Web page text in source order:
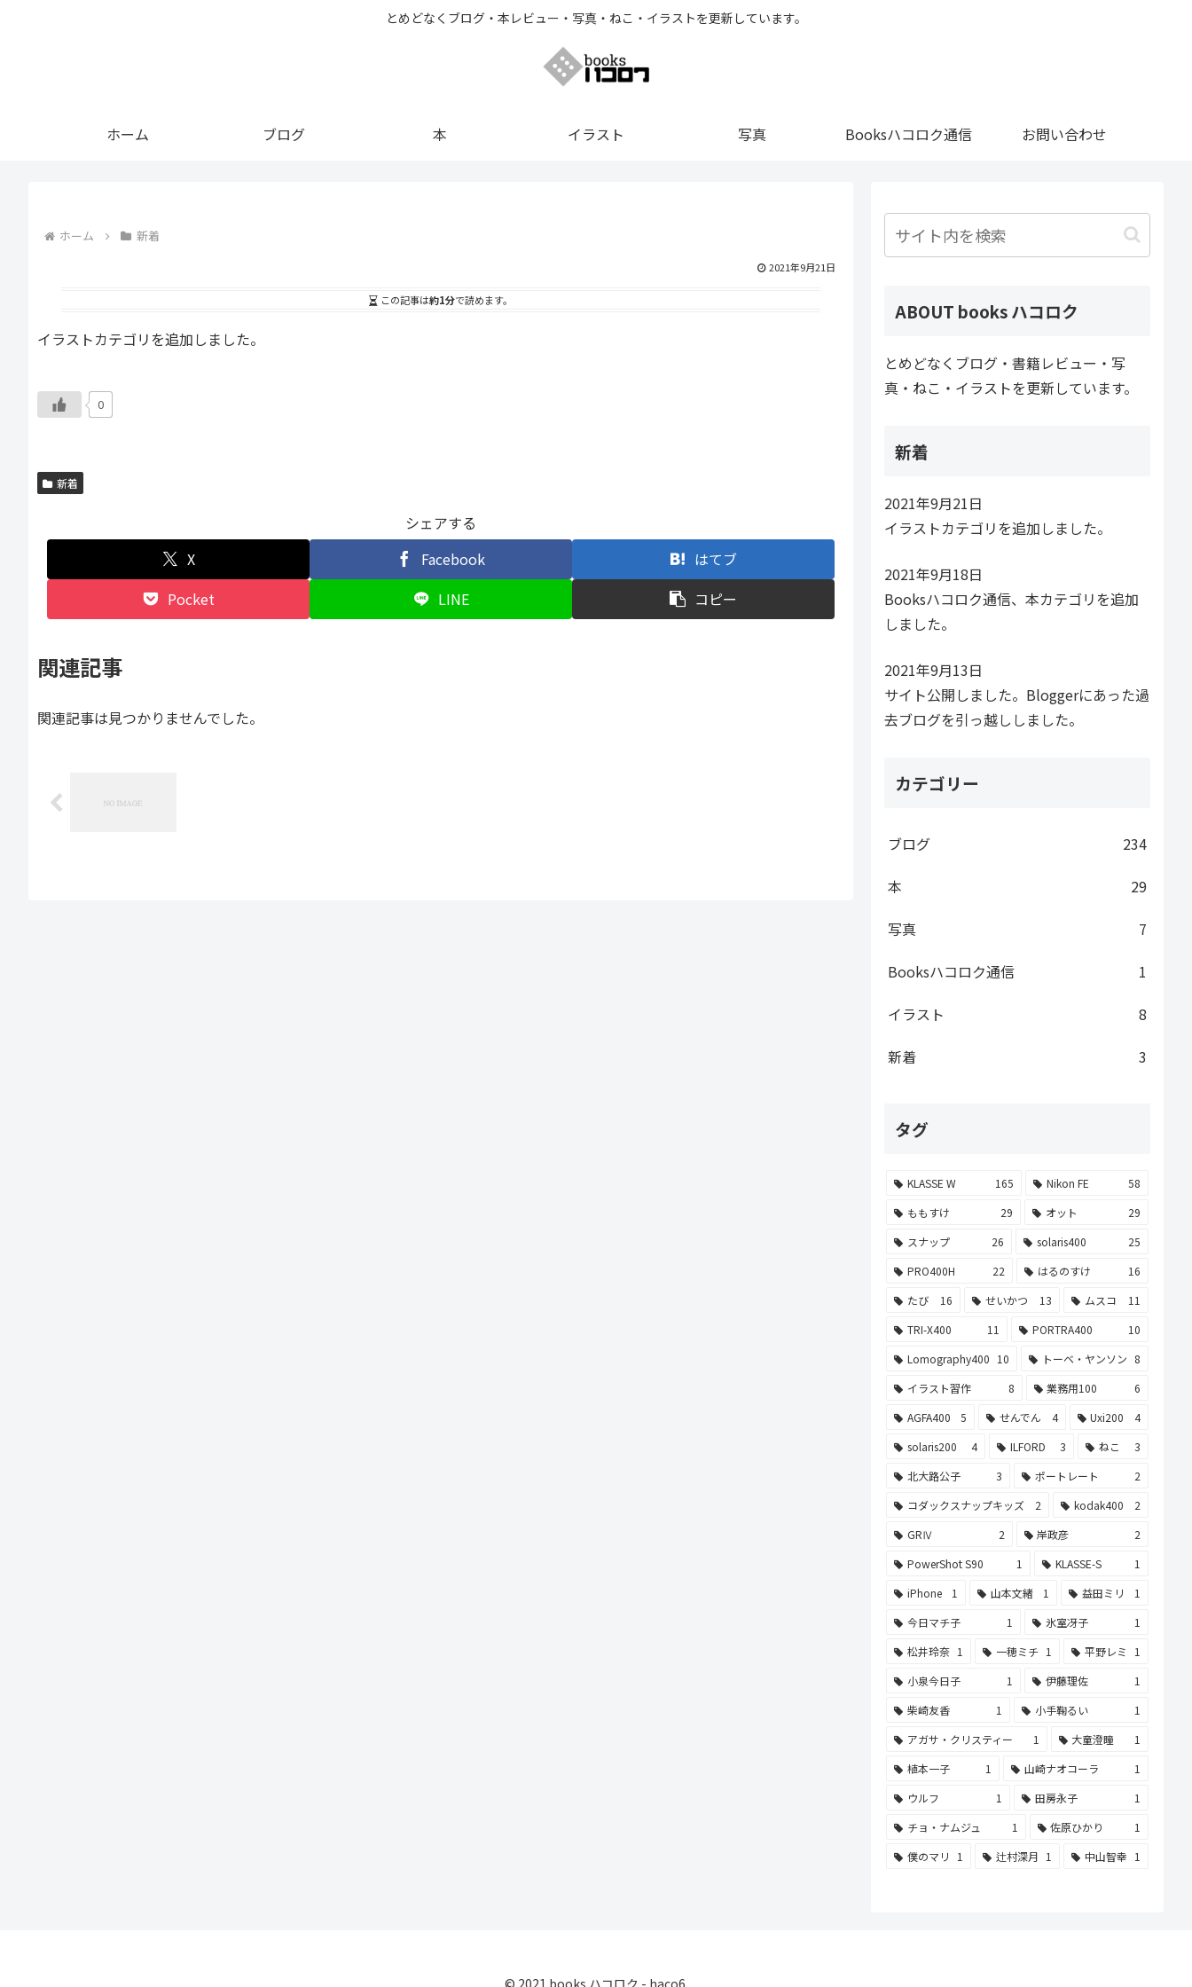
とめどなくブログ・本レビュー・写真・ねこ・イラストを更新しています。
ホーム ブログ 本 イラスト 写真 Booksハコロク通信 お問い合わせ
ホーム 新着
2021年9月21日
この記事は約1分で読めます。
イラストカテゴリを追加しました。
0
新着
シェアする
X
Facebook
はてブ
Pocket
LINE コピー
関連記事
関連記事は見つかりませんでした。
ABOUT books ハコロク
とめどなくブログ・書籍レビュー・写
真・ねこ・イラストを更新しています。
新着
2021年9月21日
イラストカテゴリを追加しました。
2021年9月18日
Booksハコロク通信、本カテゴリを追加
しました。
2021年9月13日
サイト公開しました。Bloggerにあった過
去ブログを引っ越ししました。
カテゴリー
ブログ
234
本
29
写真
7
Booksハコロク通信
1
イラスト
8
新着
3
タグ
KLASSE W 165 Nikon FE
58
ももすけ
29 オット
29
スナップ
26 solaris400
25
PRO400H
22 はるのすけ
16
たび
16 せいかつ 13 ムスコ
11
TRI-X400
11 PORTRA400
10
Lomography400 10 トーベ・ヤンソン 8
イラスト習作
8 業務用100
6
AGFA400
5 せんでん 4 Uxi200
4
solaris200
4 ILFORD 3 ねこ
3
北大路公子
3 ポートレート
2
コダックスナップキッズ
2 kodak400
2
GRⅣ
2 岸政彦
2
PowerShot S90
1 KLASSE-S
1
iPhone
1 山本文緒 1 益田ミリ
1
今日マチ子
1 氷室冴子
1
松井玲奈 1 一穂ミチ 1 平野レミ
1
小泉今日子
1 伊藤理佐
1
柴崎友香
1 小手鞠るい
1
アガサ・クリスティー
1 大童澄瞳
1
植本一子
1 山崎ナオコーラ
1
ウルフ
1 田房永子
1
チョ・ナムジュ
1 佐原ひかり
1
僕のマリ
1 辻村深月 1 中山智幸 1